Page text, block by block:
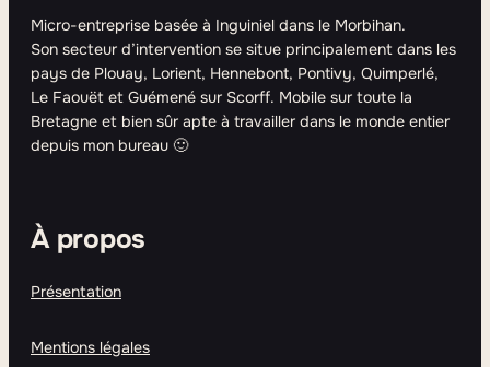
Micro-entreprise basée à Inguiniel dans le Morbihan.
Son secteur d’intervention se situe principalement dans les
pays de Plouay, Lorient, Hennebont, Pontivy, Quimperlé,
Le Faouët et Guémené sur Scorff. Mobile sur toute la
Bretagne et bien sûr apte à travailler dans le monde entier
depuis mon bureau 🙂
À propos
Présentation
Mentions légales